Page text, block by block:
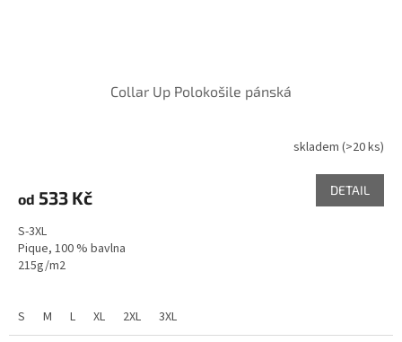
Collar Up Polokošile pánská
skladem (>20 ks)
od 533 Kč DETAIL
S-3XL
Pique, 100 % bavlna
215g/m2
S
M L XL 2XL 3XL